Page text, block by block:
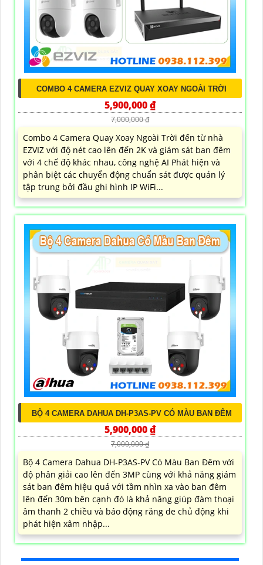
COMBO 4 CAMERA EZVIZ QUAY XOAY NGOÀI TRỜI
5,900,000 ₫
7,000,000 ₫
Combo 4 Camera Quay Xoay Ngoài Trời đến từ nhà
EZVIZ với độ nét cao lên đến 2K và giám sát ban đêm
với 4 chế độ khác nhau, công nghệ AI Phát hiện và
phân biệt các chuyển động chuẩn sát được quản lý
tập trung bởi đầu ghi hình IP WiFi...
BỘ 4 CAMERA DAHUA DH-P3AS-PV CÓ MÀU BAN ĐÊM
5,900,000 ₫
7,000,000 ₫
Bộ 4 Camera Dahua DH-P3AS-PV Có Màu Ban Đêm với
độ phân giải cao lên đến 3MP cùng với khả năng giám
sát ban đêm hiệu quả với tầm nhìn xa vào ban đêm
lên đến 30m bên cạnh đó là khả năng giúp đàm thoại
âm thanh 2 chiều và báo động răng de chủ động khi
phát hiện xâm nhập...